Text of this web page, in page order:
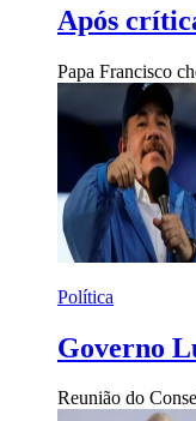
Após
Papa Francisco
Política
Governo
Reunião do